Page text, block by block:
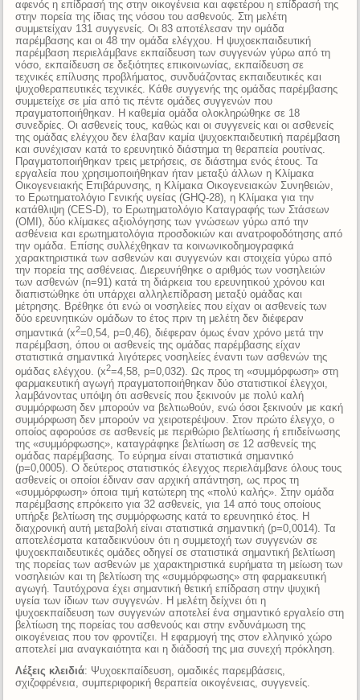
αφενός η επίδρασή της στην οικογένεια και αφετέρου η επίδρασή της
στην πορεία της ίδιας της νόσου του ασθενούς. Στη μελέτη
συμμετείχαν 131 συγγενείς. Οι 83 αποτέλεσαν την ομάδα
παρέμβασης και οι 48 την ομάδα ελέγχου. Η ψυχοεκπαιδευτική
παρέμβαση περιελάμβανε εκπαίδευση των συγγενών γύρω από τη
νόσο, εκπαίδευση σε δεξιότητες επικοινωνίας, εκπαίδευση σε
τεχνικές επίλυσης προβλήματος, συνδυάζοντας εκπαιδευτικές και
ψυχοθεραπευτικές τεχνικές. Κάθε συγγενής της ομάδας παρέμβασης
συμμετείχε σε μία από τις πέντε ομάδες συγγενών που
πραγματοποιήθηκαν. Η καθεμία ομάδα ολοκληρώθηκε σε 18
συνεδρίες. Οι ασθενείς τους, καθώς και οι συγγενείς και οι ασθενείς
της ομάδας ελέγχου δεν έλαβαν καμία ψυχοεκπαιδευτική παρέμβαση
και συνέχισαν κατά το ερευνητικό διάστημα τη θεραπεία ρουτίνας.
Πραγματοποιήθηκαν τρεις μετρήσεις, σε διάστημα ενός έτους. Τα
εργαλεία που χρησιμοποιήθηκαν ήταν μεταξύ άλλων η Κλίμακα
Οικογενειακής Επιβάρυνσης, η Κλίμακα Οικογενειακών Συνηθειών,
το Ερωτηματολόγιο Γενικής υγείας (GHQ-28), η Κλίμακα για την
κατάθλιψη (CES-D), το Ερωτηματολόγιο Καταγραφής των Στάσεων
(ΟΜΙ), δύο κλίμακες αξιολόγησης των γνώσεων γύρω από την
ασθένεια και ερωτηματολόγια προσδοκιών και ανατροφοδότησης από
την ομάδα. Επίσης συλλέχθηκαν τα κοινωνικοδημογραφικά
χαρακτηριστικά των ασθενών και συγγενών και στοιχεία γύρω από
την πορεία της ασθένειας. Διερευνήθηκε ο αριθμός των νοσηλειών
των ασθενών (n=91) κατά τη διάρκεια του ερευνητικού χρόνου και
διαπιστώθηκε ότι υπάρχει αλληλεπίδραση μεταξύ ομάδας και
μέτρησης. Βρέθηκε ότι ενώ οι νοσηλείες που είχαν οι ασθενείς των
δύο ερευνητικών ομάδων το έτος πριν τη μελέτη δεν διέφεραν
σημαντικά (x2=0,54, p=0,46), διέφεραν όμως έναν χρόνο μετά την
παρέμβαση, όπου οι ασθενείς της ομάδας παρέμβασης είχαν
στατιστικά σημαντικά λιγότερες νοσηλείες έναντι των ασθενών της
ομάδας ελέγχου. (x2=4,58, p=0,032). Ως προς τη «συμμόρφωση» στη
φαρμακευτική αγωγή πραγματοποιήθηκαν δύο στατιστικοί έλεγχοι,
λαμβάνοντας υπόψη ότι ασθενείς που ξεκινούν με πολύ καλή
συμμόρφωση δεν μπορούν να βελτιωθούν, ενώ όσοι ξεκινούν με κακή
συμμόρφωση δεν μπορούν να χειροτερέψουν. Στον πρώτο έλεγχο, ο
οποίος αφορούσε σε ασθενείς με περιθώριο βελτίωσης ή επιδείνωσης
της «συμμόρφωσης», καταγράφηκε βελτίωση σε 12 ασθενείς της
ομάδας παρέμβασης. Το εύρημα είναι στατιστικά σημαντικό
(p=0,0005). Ο δεύτερος στατιστικός έλεγχος περιελάμβανε όλους τους
ασθενείς οι οποίοι έδιναν σαν αρχική απάντηση, ως προς τη
«συμμόρφωση» όποια τιμή κατώτερη της «πολύ καλής». Στην ομάδα
παρέμβασης επρόκειτο για 32 ασθενείς, για 14 από τους οποίους
υπήρξε βελτίωση της συμμόρφωσης κατά το ερευνητικό έτος. Η
διαχρονική αυτή μεταβολή είναι στατιστικά σημαντική (p=0,0014). Τα
αποτελέσματα καταδεικνύουν ότι η συμμετοχή των συγγενών σε
ψυχοεκπαιδευτικές ομάδες οδηγεί σε στατιστικά σημαντική βελτίωση
της πορείας των ασθενών με χαρακτηριστικά ευρήματα τη μείωση των
νοσηλειών και τη βελτίωση της «συμμόρφωσης» στη φαρμακευτική
αγωγή. Ταυτόχρονα έχει σημαντική θετική επίδραση στην ψυχική
υγεία των ίδιων των συγγενών. Η μελέτη δείχνει ότι η
ψυχοεκπαίδευση των συγγενών αποτελεί ένα σημαντικό εργαλείο στη
βελτίωση της πορείας του ασθενούς και στην ενδυνάμωση της
οικογένειας που τον φροντίζει. Η εφαρμογή της στον ελληνικό χώρο
αποτελεί μια αναγκαιότητα και η διάδοσή της μια συνεχή πρόκληση.
Λέξεις κλειδιά: Ψυχοεκπαίδευση, ομαδικές παρεμβάσεις,
σχιζοφρένεια, συμπεριφορική θεραπεία οικογένειας, συγγενείς.